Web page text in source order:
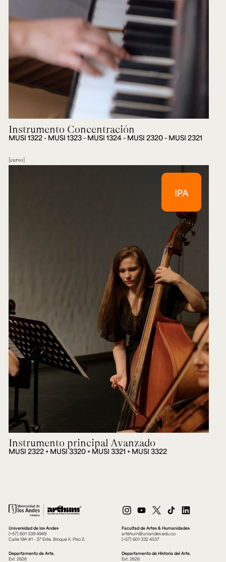
Instrumento Concentración
MUSI 1322 - MUSI 1323 - MUSI 1324 - MUSI 2320 - MUSI 2321
curso
IPA
Instrumento principal Avanzado
MUSI 2322 + MUSI 3320 + MUSI 3321 + MUSI 3322
Universidad de los Andes
[+57] 601 339 4949
Calle 19A #1 - 37 Este. Bloque K. Piso 2.
Facultad de Artes & Humanidades
artehum@uniandes.edu.co
[+57] 601 332 4537
Departamento de Arte.
Ext. 2626
Departamento de Historia del Arte.
Ext. 2626